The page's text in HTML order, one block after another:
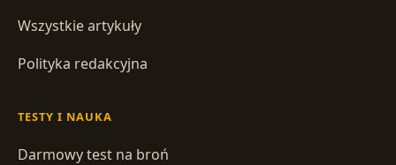
Wszystkie artykuły
Polityka redakcyjna
TESTY I NAUKA
Darmowy test na broń